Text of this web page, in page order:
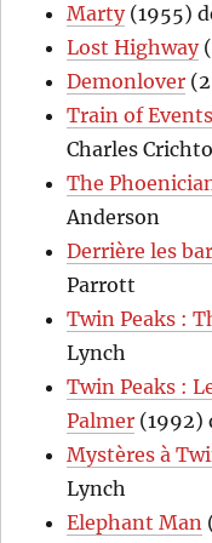
Marty(1955)
Lost Highway
Demonlover
Train of Events
Charles
The
Anderson
Derrière les
Parrott
Twin Peaks :
Lynch
Twin Peaks :
Palmer (1992)
Mystères à
Lynch
Elephant Man